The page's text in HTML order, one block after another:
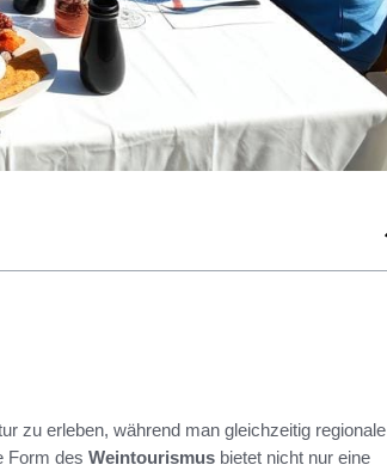
zu erleben, während man gleichzeitig regionale
Form des Weintourismus bietet nicht nur eine